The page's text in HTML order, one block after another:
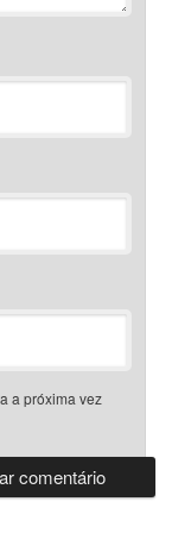
a próxima vez